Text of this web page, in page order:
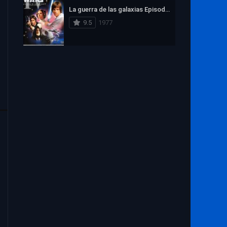
La guerra de las galaxias Episodio IV: Una nueva esperanza
9.5
1977